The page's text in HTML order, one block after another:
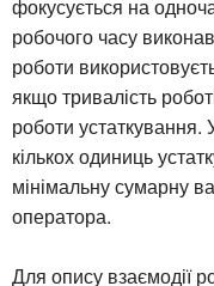
фокусується на
робочого часу
роботи
якщо тривалість
роботи устаткування.
кількох одиниць
мінімальну сумарну
оператора.
Для опису взаємодії